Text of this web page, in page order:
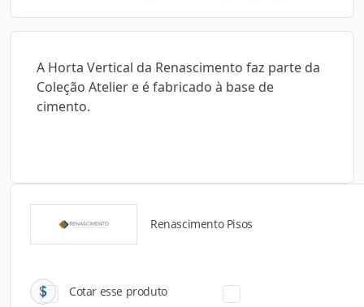
A Horta Vertical da Renascimento faz parte da
Coleção Atelier e é fabricado à base de
cimento.
Renascimento Pisos
Cotar esse produto
Catálogos para Download